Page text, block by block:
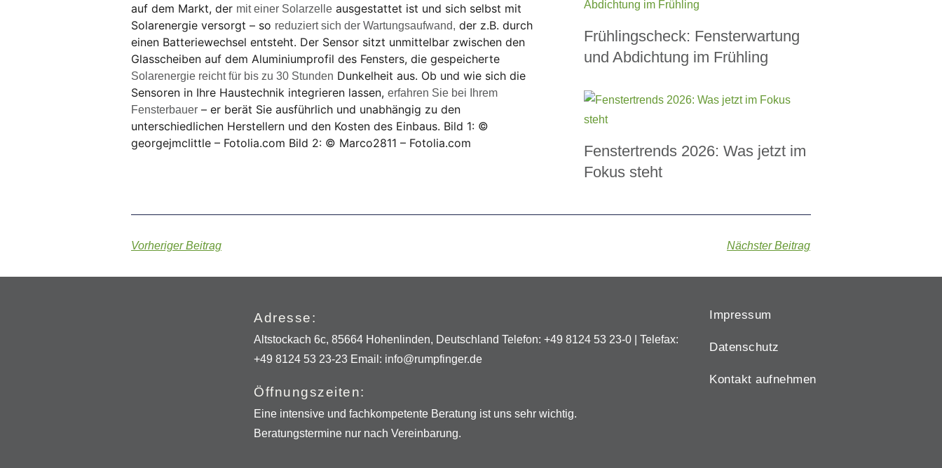
auf dem Markt, der mit einer Solarzelle ausgestattet ist und sich selbst mit
Solarenergie versorgt – so reduziert sich der Wartungsaufwand, der z.B. durch
einen Batteriewechsel entsteht. Der Sensor sitzt unmittelbar zwischen den
Glasscheiben auf dem Aluminiumprofil des Fensters, die gespeicherte
Solarenergie reicht für bis zu 30 Stunden Dunkelheit aus. Ob und wie sich die
Sensoren in Ihre Haustechnik integrieren lassen, erfahren Sie bei Ihrem
Fensterbauer – er berät Sie ausführlich und unabhängig zu den
unterschiedlichen Herstellern und den Kosten des Einbaus. Bild 1: ©
georgejmclittle – Fotolia.com Bild 2: © Marco2811 – Fotolia.com
Frühlingscheck: Fensterwartung
und Abdichtung im Frühling
Fenstertrends 2026: Was jetzt im
Fokus steht
Vorheriger Beitrag Nächster Beitrag
Adresse:
Altstockach 6c, 85664 Hohenlinden, Deutschland Telefon: +49 8124 53 23-0 | Telefax:
+49 8124 53 23-23 Email: info@rumpfinger.de
Öffnungszeiten:
Eine intensive und fachkompetente Beratung ist uns sehr wichtig.
Beratungstermine nur nach Vereinbarung.
Impressum
Datenschutz
Kontakt aufnehmen